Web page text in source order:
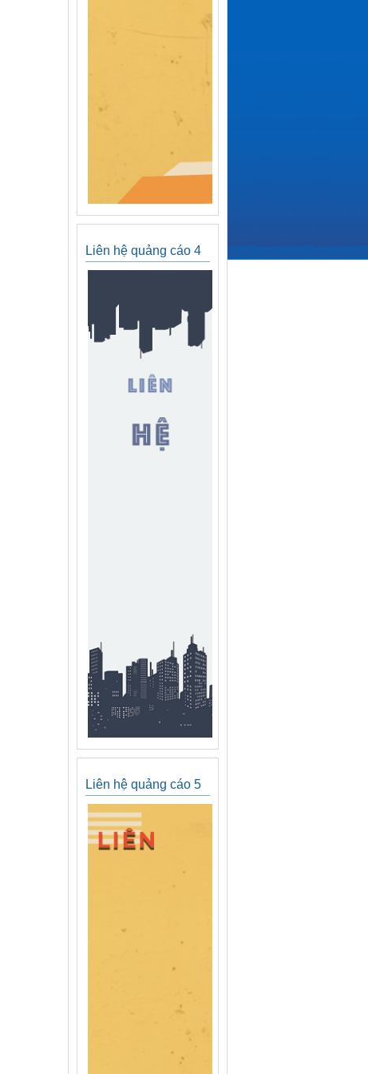
Liên hệ quảng cáo 4
Liên hệ quảng cáo 5